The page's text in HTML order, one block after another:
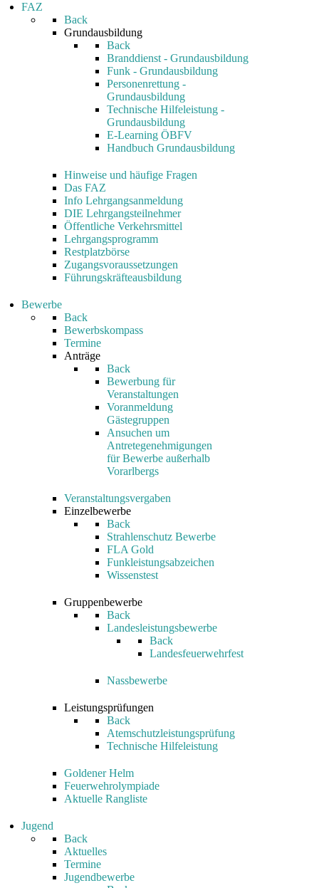
FAZ
Back
Grundausbildung
Back
Branddienst - Grundausbildung
Funk - Grundausbildung
Personenrettung -
Grundausbildung
Technische Hilfeleistung -
Grundausbildung
E-Learning ÖBFV
Handbuch Grundausbildung
Hinweise und häufige Fragen
Das FAZ
Info Lehrgangsanmeldung
DIE Lehrgangsteilnehmer
Öffentliche Verkehrsmittel
Lehrgangsprogramm
Restplatzbörse
Zugangsvoraussetzungen
Führungskräfteausbildung
Bewerbe
Back
Bewerbskompass
Termine
Anträge
Back
Bewerbung für
Veranstaltungen
Voranmeldung
Gästegruppen
Ansuchen um
Antretegenehmigungen
für Bewerbe außerhalb
Vorarlbergs
Veranstaltungsvergaben
Einzelbewerbe
Back
Strahlenschutz Bewerbe
FLA Gold
Funkleistungsabzeichen
Wissenstest
Gruppenbewerbe
Back
Landesleistungsbewerbe
Back
Landesfeuerwehrfest
Nassbewerbe
Leistungsprüfungen
Back
Atemschutzleistungsprüfung
Technische Hilfeleistung
Goldener Helm
Feuerwehrolympiade
Aktuelle Rangliste
Jugend
Back
Aktuelles
Termine
Jugendbewerbe